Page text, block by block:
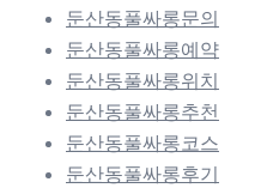
둔산동풀싸롱문의
둔산동풀싸롱예약
둔산동풀싸롱위치
둔산동풀싸롱추천
둔산동풀싸롱코스
둔산동풀싸롱후기